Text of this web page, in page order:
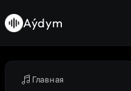
Главная
Aýdym